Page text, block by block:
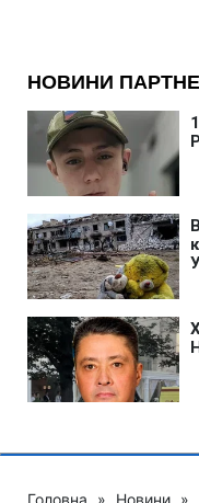
Головна » Новини »